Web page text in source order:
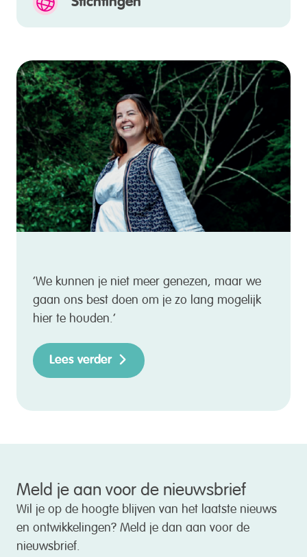
‘We kunnen je niet meer genezen, maar we
gaan ons best doen om je zo lang mogelijk
hier te houden.’
Lees verder
Meld je aan voor de nieuwsbrief
Wil je op de hoogte blijven van het laatste nieuws
en ontwikkelingen? Meld je dan aan voor de
nieuwsbrief.